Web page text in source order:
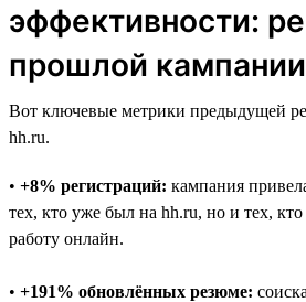
эффективности:
прошлой кампании
Вот ключевые метрики предыдущей
hh.ru.
• +8% регистраций: кампания
тех, кто уже был на hh.ru, но и тех,
работу онлайн.
• +191% обновлённых резюме: